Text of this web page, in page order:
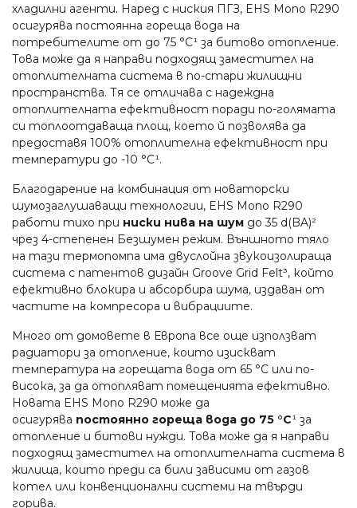
хладилни агенти. Наред с ниския ПГЗ, EHS Mono R290
осигурява постоянна гореща вода на
потребителите от до 75 °C¹ за битово отопление.
Това може да я направи подходящ заместител на
отоплителната система в по-стари жилищни
пространства. Тя се отличава с надеждна
отоплителната ефективност поради по-голямата
си топлоотдаваща площ, което й позволява да
предоставя 100% отоплителна ефективност при
температури до -10 °C¹.
Благодарение на комбинация от новаторски
шумозаглушаващи технологии, EHS Mono R290
работи тихо при ниски нива на шум до 35 d(BA)²
чрез 4-степенен Безшумен режим. Външното тяло
на тази термопомпа има двуслойна звукоизолираща
система с патентов дизайн Groove Grid Felt³, който
ефективно блокира и абсорбира шума, издаван от
частите на компресора и вибрациите.
Много от домовете в Европа все още използват
радиатори за отопление, които изискват
температура на горещата вода от 65 °C или по-
висока, за да отопляват помещенията ефективно.
Новата EHS Mono R290 може да
осигурява постоянно гореща вода до 75 °C¹ за
отопление и битови нужди. Това може да я направи
подходящ заместител на отоплителната система в
жилища, които преди са били зависими от газов
котел или конвенционални системи на твърди
горива.